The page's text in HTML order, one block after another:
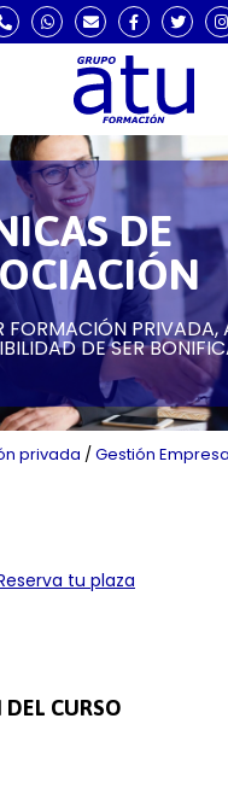
DE
FORMACIÓN PRIVADA,
DE SER
privada /Gestión
tu plaza
CURSO